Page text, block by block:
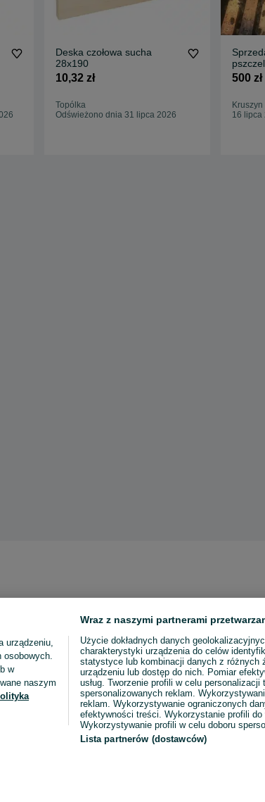
Deska czołowa sucha
28x190
10,32 zł
Topólka
Odświeżono dnia 31 lipca 2026
500 zł
Kruszyn
16 lipca
urządzeniu,
osobowych.
w
naszym
Wraz z naszymi partnerami
Użycie dokładnych danych
charakterystyki urządzenia do celów
statystyce lub kombinacji danych z różnych
urządzeniu lub dostęp do nich. Pomiar
usług. Tworzenie profili w celu
spersonalizowanych reklam.
reklam. Wykorzystywanie ograniczonych
efektywności treści. Wykorzystanie profili
Wykorzystywanie profili w celu doboru
Lista partnerów (dostawców)